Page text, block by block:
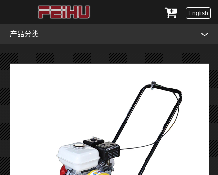
English
产品分类
首页
关于我们